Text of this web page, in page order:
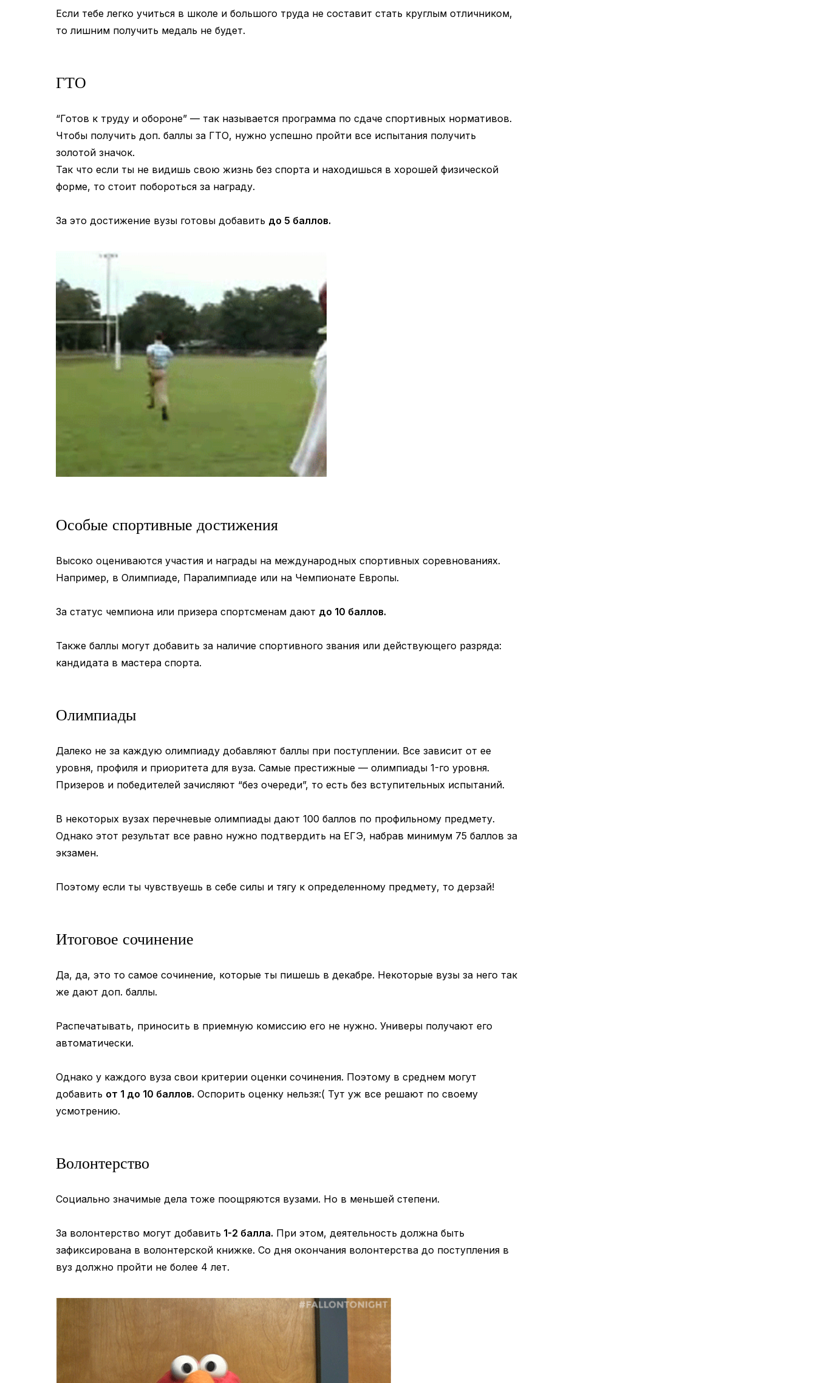
Если тебе легко учиться в школе и большого труда не составит стать круглым отличником,
то лишним получить медаль не будет.
ГТО
“Готов к труду и обороне” — так называется программа по сдаче спортивных нормативов.
Чтобы получить доп. баллы за ГТО, нужно успешно пройти все испытания получить
золотой значок.
Так что если ты не видишь свою жизнь без спорта и находишься в хорошей физической
форме, то стоит побороться за награду.
За это достижение вузы готовы добавить до 5 баллов.
Особые спортивные достижения
Высоко оцениваются участия и награды на международных спортивных соревнованиях.
Например, в Олимпиаде, Паралимпиаде или на Чемпионате Европы.
За статус чемпиона или призера спортсменам дают до 10 баллов.
Также баллы могут добавить за наличие спортивного звания или действующего разряда:
кандидата в мастера спорта.
Олимпиады
Далеко не за каждую олимпиаду добавляют баллы при поступлении. Все зависит от ее
уровня, профиля и приоритета для вуза. Самые престижные — олимпиады 1-го уровня.
Призеров и победителей зачисляют “без очереди”, то есть без вступительных испытаний.
В некоторых вузах перечневые олимпиады дают 100 баллов по профильному предмету.
Однако этот результат все равно нужно подтвердить на ЕГЭ, набрав минимум 75 баллов за
экзамен.
Поэтому если ты чувствуешь в себе силы и тягу к определенному предмету, то дерзай!
Итоговое сочинение
Да, да, это то самое сочинение, которые ты пишешь в декабре. Некоторые вузы за него так
же дают доп. баллы.
Распечатывать, приносить в приемную комиссию его не нужно. Универы получают его
автоматически.
Однако у каждого вуза свои критерии оценки сочинения. Поэтому в среднем могут
добавить от 1 до 10 баллов. Оспорить оценку нельзя:( Тут уж все решают по своему
усмотрению.
Волонтерство
Социально значимые дела тоже поощряются вузами. Но в меньшей степени.
За волонтерство могут добавить 1-2 балла. При этом, деятельность должна быть
зафиксирована в волонтерской книжке. Со дня окончания волонтерства до поступления в
вуз должно пройти не более 4 лет.